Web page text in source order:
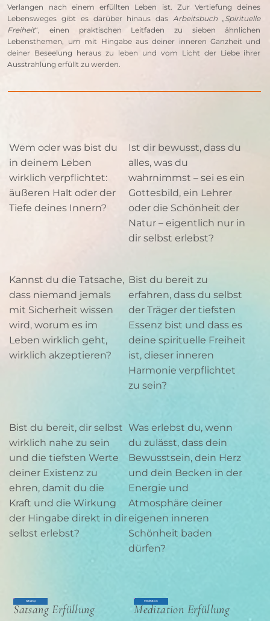
Satsang
Satsang Erfüllung
Meditation
Meditation Erfüllung
Verlangen nach einem erfüllten Leben ist. Zur Vertiefung deines
Lebensweges gibt es darüber hinaus das Arbeitsbuch „Spirituelle
Freiheit“, einen praktischen Leitfaden zu sieben ähnlichen
Lebensthemen, um mit Hingabe aus deiner inneren Ganzheit und
deiner Beseelung heraus zu leben und vom Licht der Liebe ihrer
Ausstrahlung erfüllt zu werden.
Wem oder was bist du
in deinem Leben
wirklich verpflichtet:
äußeren Halt oder der
Tiefe deines Innern?
Ist dir bewusst, dass du
alles, was du
wahrnimmst – sei es ein
Gottesbild, ein Lehrer
oder die Schönheit der
Natur – eigentlich nur in
dir selbst erlebst?
Kannst du die Tatsache,
dass niemand jemals
mit Sicherheit wissen
wird, worum es im
Leben wirklich geht,
wirklich akzeptieren?
Bist du bereit zu
erfahren, dass du selbst
der Träger der tiefsten
Essenz bist und dass es
deine spirituelle Freiheit
ist, dieser inneren
Harmonie verpflichtet
zu sein?
Bist du bereit, dir selbst
wirklich nahe zu sein
und die tiefsten Werte
deiner Existenz zu
ehren, damit du die
Kraft und die Wirkung
der Hingabe direkt in dir
selbst erlebst?
Was erlebst du, wenn
du zulässt, dass dein
Bewusstsein, dein Herz
und dein Becken in der
Energie und
Atmosphäre deiner
eigenen inneren
Schönheit baden
dürfen?